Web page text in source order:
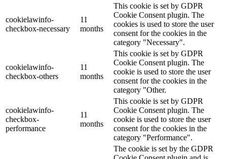
cookielawinfo-
checkbox-necessary
11
months
This cookie is set by GDPR
Cookie Consent plugin. The
cookies is used to store the user
consent for the cookies in the
category "Necessary".
cookielawinfo-
checkbox-others
11
months
This cookie is set by GDPR
Cookie Consent plugin. The
cookie is used to store the user
consent for the cookies in the
category "Other.
cookielawinfo-
checkbox-
performance
11
months
This cookie is set by GDPR
Cookie Consent plugin. The
cookie is used to store the user
consent for the cookies in the
category "Performance".
The cookie is set by the GDPR